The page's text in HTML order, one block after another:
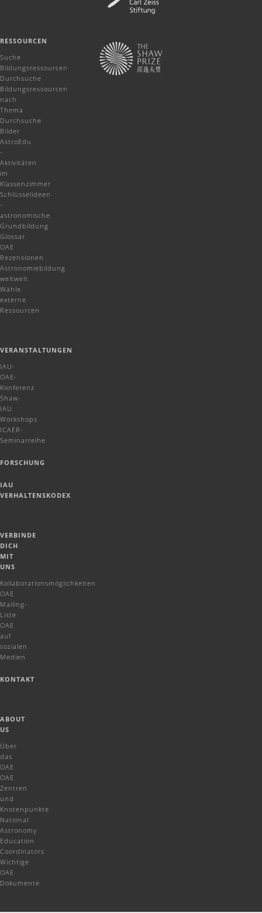
RESSOURCEN
Suche
Bildungsressourcen
Durchsuche
Bildungsressourcen
nach
Thema
Durchsuche
Bilder
AstroEdu
-
Aktivitäten
im
Klassenzimmer
Schlüsselideen
-
astronomische
Grundbildung
Glossar
OAE
Rezensionen
Astronomiebildung
weltweit
Wähle
externe
Ressourcen
VERANSTALTUNGEN
IAU-
OAE-
Konferenz
Shaw-
IAU
Workshops
ICAER-
Seminarreihe
FORSCHUNG
IAU
VERHALTENSKODEX
VERBINDE
DICH
MIT
UNS
Kollaborationsmöglichkeiten
OAE
Mailing-
Liste
OAE
auf
sozialen
Medien
KONTAKT
ABOUT
US
Über
das
OAE
OAE
Zentren
und
Knotenpunkte
National
Astronomy
Education
Coordinators
Wichtige
OAE
Dokumente